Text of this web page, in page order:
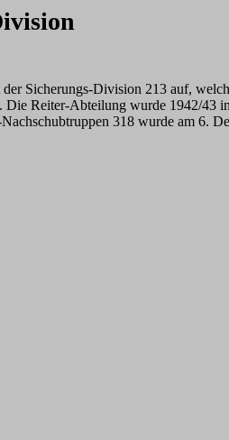
Sicherungs-Division 213 auf,
Reiter-Abteilung wurde 1942/43
318 wurde am 6.